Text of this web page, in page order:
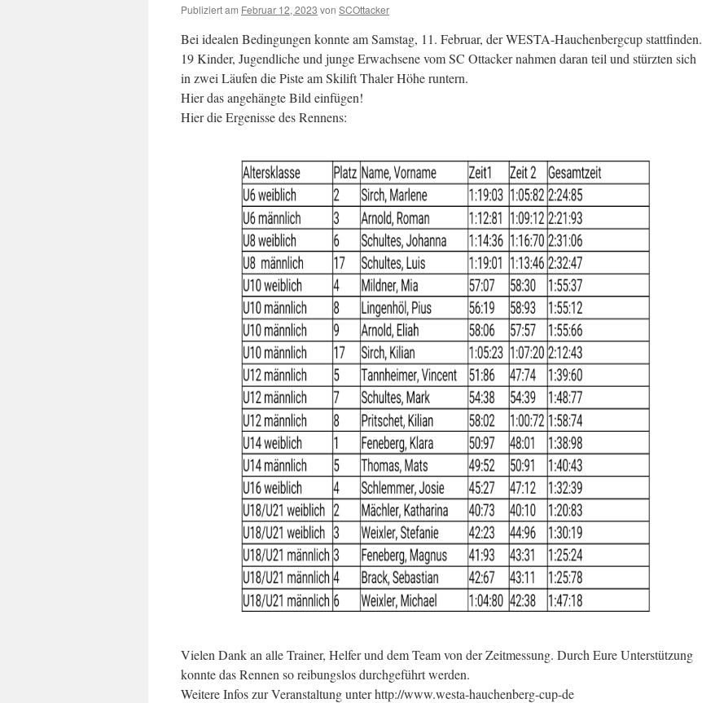
Publiziert am Februar 12, 2023 von SCOttacker
Bei idealen Bedingungen konnte am Samstag, 11. Februar, der WESTA-Hauchenbergcup stattfinden.
19 Kinder, Jugendliche und junge Erwachsene vom SC Ottacker nahmen daran teil und stürzten sich
in zwei Läufen die Piste am Skilift Thaler Höhe runtern.
Hier das angehängte Bild einfügen!
Hier die Ergenisse des Rennens:
Vielen Dank an alle Trainer, Helfer und dem Team von der Zeitmessung. Durch Eure Unterstützung
konnte das Rennen so reibungslos durchgeführt werden.
Weitere Infos zur Veranstaltung unter http://www.westa-hauchenberg-cup-de